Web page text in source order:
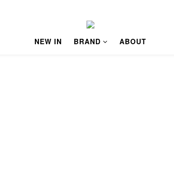
NEW IN BRAND ABOUT